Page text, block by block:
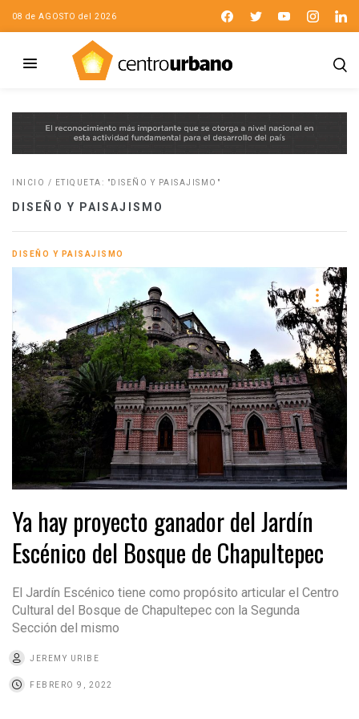
08 de AGOSTO del 2026
INICIO / ETIQUETA: "DISEÑO Y PAISAJISMO"
DISEÑO Y PAISAJISMO
DISEÑO Y PAISAJISMO
Ya hay proyecto ganador del Jardín
Escénico del Bosque de Chapultepec
El Jardín Escénico tiene como propósito articular el Centro
Cultural del Bosque de Chapultepec con la Segunda
Sección del mismo
JEREMY URIBE
FEBRERO 9, 2022